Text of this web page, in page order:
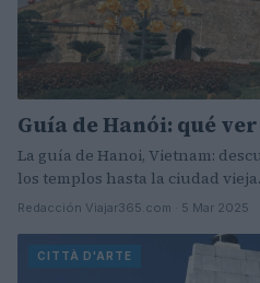
Guía de Hanói: qué
La guía de Hanoi, Vietnam:
los templos hasta la ciudad vieja.
Redacción Viajar365.com · 5 Mar 2025
CITTÀ D'ARTE